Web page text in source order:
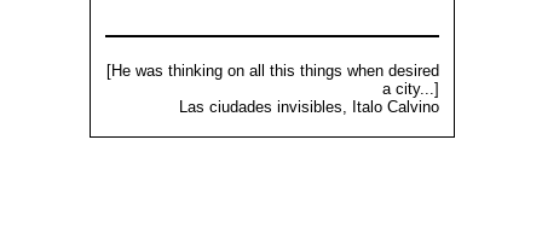
[He was thinking on all this things when desired
a city...]
Las ciudades invisibles, Italo Calvino